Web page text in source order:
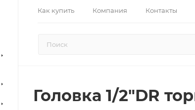
Как купить Компания Контакты
Головка 1/2"DR